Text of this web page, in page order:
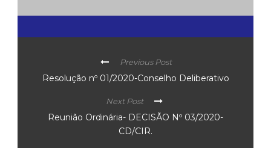
Previous Post
Resolução nº 01/2020-Conselho Deliberativo
Next Post
Reunião Ordinária- DECISÃO Nº 03/2020-
CD/CIR.